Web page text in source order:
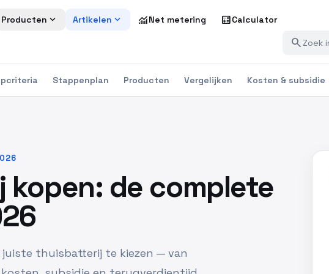
Producten expand_more Artikelen expand_more monitoringNet metering calculateCalculator
search
Stappenplan Producten Vergelijken Kosten & subsidie
kopen: de complete
thuisbatterij te kiezen — van